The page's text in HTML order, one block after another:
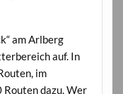
am Arlberg
auf. In
im
Routen dazu. Wer